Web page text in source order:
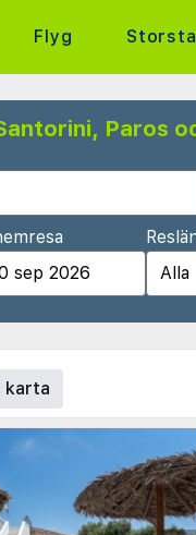
Flyg
Paros
karta